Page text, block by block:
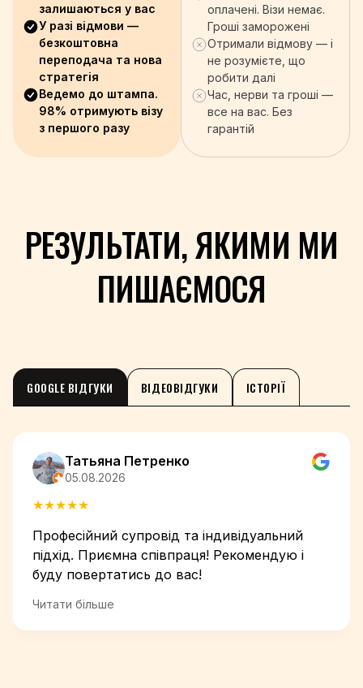
+688
+256
+971
+44
+998
+678
+260
+263
залишаються у вас
У разі відмови —
безкоштовна
переподача та нова
стратегія
Ведемо до штампа.
98% отримують візу
з першого разу
оплачені. Візи немає.
Гроші заморожені
Отримали відмову — і
не розумієте, що
робити далі
Час, нерви та гроші —
все на вас. Без
гарантій
РЕЗУЛЬТАТИ, ЯКИМИ МИ
ПИШАЄМОСЯ
GOOGLE ВІДГУКИ ВІДЕОВІДГУКИ ІСТОРІЇ
Татьяна Петренко
05.08.2026
★★★★★
Професійний супровід та індивідуальний
підхід. Приємна співпраця! Рекомендую і
буду повертатись до вас!
Читати більше